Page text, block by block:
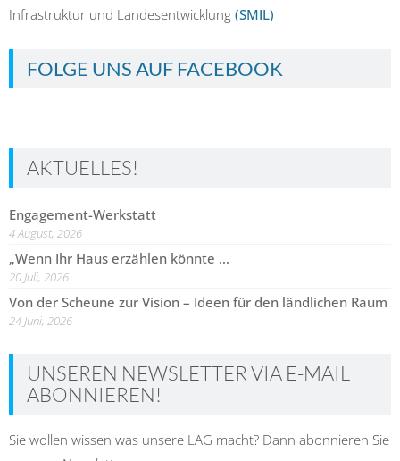
Infrastruktur und Landesentwicklung (SMIL)
FOLGE UNS AUF FACEBOOK
AKTUELLES!
Engagement-Werkstatt
4 August, 2026
„Wenn Ihr Haus erzählen könnte …
20 Juli, 2026
Von der Scheune zur Vision – Ideen für den ländlichen Raum
24 Juni, 2026
UNSEREN NEWSLETTER VIA E-MAIL
ABONNIEREN!
Sie wollen wissen was unsere LAG macht? Dann abonnieren Sie